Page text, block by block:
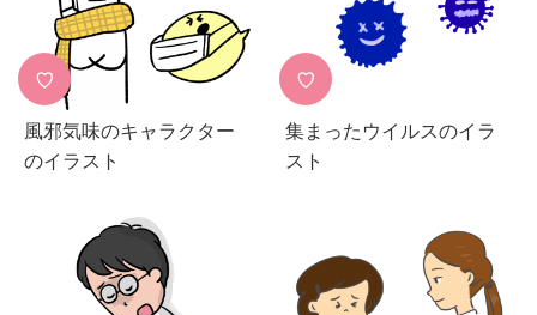
♡
風邪気味のキャラクター
のイラスト
♡
集まったウイルスのイラ
スト